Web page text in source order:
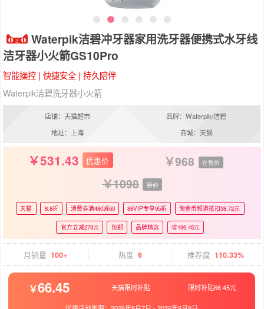
Waterpik洁碧冲牙器家用洗牙器便携式水牙线
洁牙器小火箭GS10Pro
智能操控 | 快捷安全 | 持久陪伴
Waterpik洁碧洗牙器小火箭
店铺：天猫超市
品牌：Waterpik/洁碧
地址：上海
商城：天猫
531.43 优惠价 968 在售价
1098 原价
天猫 8.8折 消费券满480减60 88VIP专享95折 淘金币频道抵扣38.72元
官方立减279元 包邮 品牌精选 省196.45元
月销量 100+ 热度 6 推荐度 110.33%
66.45 天猫限时补贴 限时补贴66.45元